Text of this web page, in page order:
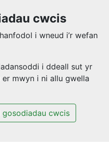
cwcis
i wneud i’r wefan
i ddeall sut yr
mwyn i ni allu gwella
gosodiadau cwcis